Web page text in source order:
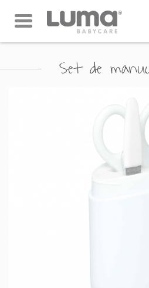
Toggle
navigation
Set de